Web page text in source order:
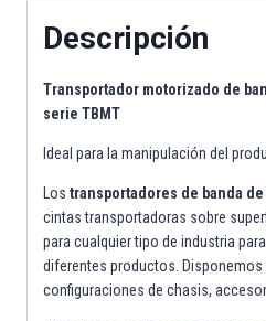
Descripción
Transportador motorizado de
serie TBMT
Ideal para la manipulación del
Los transportadores de banda
cintas transportadoras sobre
para cualquier tipo de industria
diferentes productos. Disponemos
configuraciones de chasis,